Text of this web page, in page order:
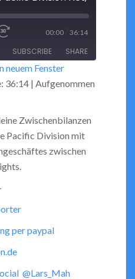
Fast
Forward
30
seconds
00:00 36:14
SUBSCRIBE SHARE
neuem Fenster
36:14 | Aufgenommen
Zwischenbilanzen
Pacific Division mit
zwischen
per paypal
@Lars_Mah